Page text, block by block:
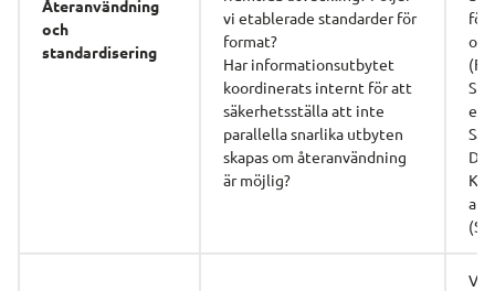
Återanvändning
och
standardisering
vi etablerade standarder för
format?
Har informationsutbytet
koordinerats internt för att
säkerhetsställa att inte
parallella snarlika utbyten
skapas om återanvändning
är möjlig?
ets